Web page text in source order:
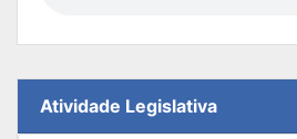
Atividade Legislativa